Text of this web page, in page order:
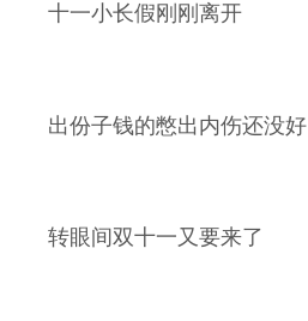
十一小长假刚刚离开
出份子钱的憋出内伤还没好
转眼间双十一又要来了